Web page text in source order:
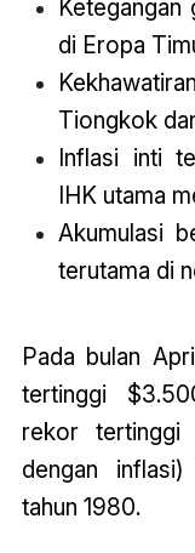
di Eropa
Tiongkok
Inflasi inti
IHK utama
Akumulasi
terutama di
Pada bulan
tertinggi
rekor tertinggi
dengan
tahun 1980.